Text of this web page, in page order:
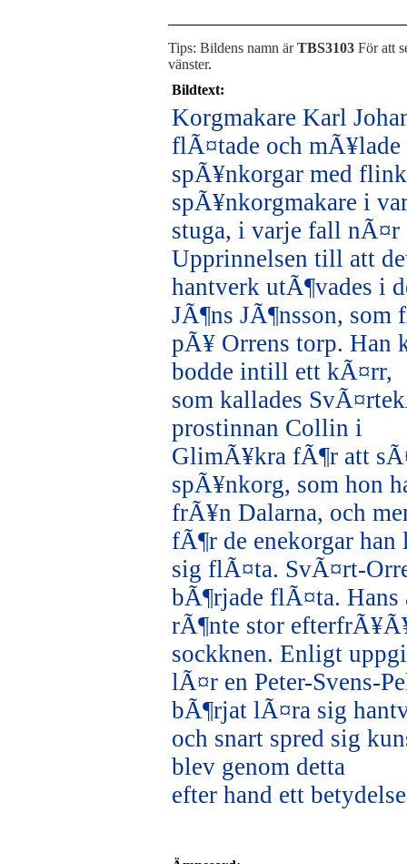
Tips: Bildens namn ärTBS3103 För att
vänster.
Bildtext:
Korgmakare Karl
flÃ¤tade och mÃ¥lade
spÃ¥nkorgar med
spÃ¥nkorgmakare i
stuga, i varje fall nÃ¤r
Upprinnelsen till att
hantverk utÃ¶vades i
JÃ¶ns JÃ¶nsson, som
pÃ¥ Orrens torp. Han
bodde intill ett kÃ¤rr,
som kallades
prostinnan Collin i
GlimÃ¥kra fÃ¶r att
spÃ¥nkorg, som hon
frÃ¥n Dalarna, och
fÃ¶r de enekorgar
sig flÃ¤ta. SvÃ¤rt-
bÃ¶rjade flÃ¤ta. Hans
rÃ¶nte stor
sockknen. Enligt
lÃ¤r en Peter-Svens-
bÃ¶rjat lÃ¤ra sig
och snart spred sig
blev genom detta
efter hand ett